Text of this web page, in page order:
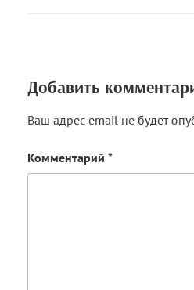
Добавить
Ваш адрес email не будет
Комментарий *